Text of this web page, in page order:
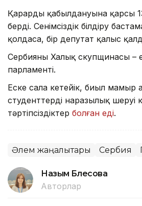
Қарардың қабылдануына қарсы
берді. Сенімсіздік білдіру
қолдаса, бір депутат қалыс
Сербияның Халық скупщинасы –
парламенті.
Еске сала кетейік, биыл мамыр
студенттердің наразылық шеруі
тәртіпсіздіктер болған еді.
Әлем жаңалықтары Сербия
Назым Бөлесова
Авторлар